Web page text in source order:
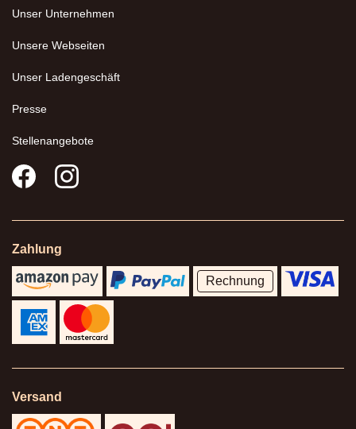
Unser Unternehmen
Unsere Webseiten
Unser Ladengeschäft
Presse
Stellenangebote
Zahlung
Rechnung
Versand